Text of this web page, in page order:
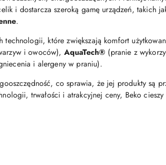
i dostarcza szeroką gamę urządzeń, takich
.
technologii, które zwiększają komfort
i owoców), AquaTech® (pranie z
i alergeny w praniu).
co sprawia, że jej produkty są
trwałości i atrakcyjnej ceny, Beko